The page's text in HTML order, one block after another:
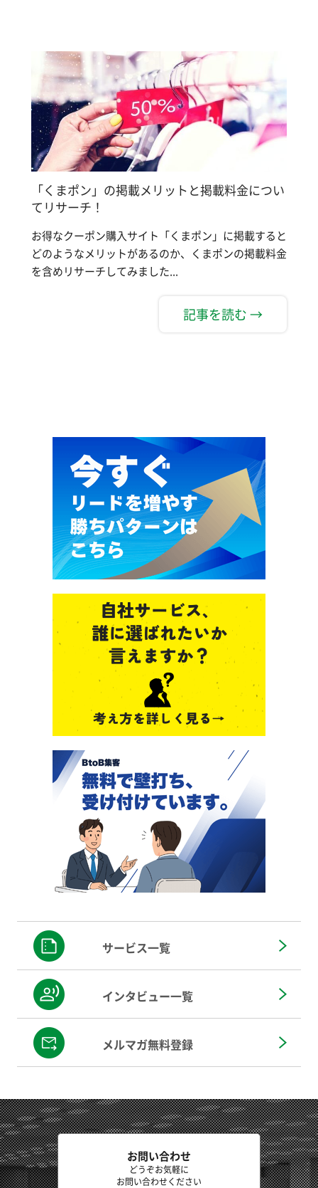
「くまポン」の掲載メリットと掲載料金につい
てリサーチ！
お得なクーポン購入サイト「くまポン」に掲載すると
どのようなメリットがあるのか、くまポンの掲載料金
を含めリサーチしてみました...
記事を読む →
サービス一覧
インタビュー一覧
メルマガ無料登録
お問い合わせ
どうぞお気軽に
お問い合わせください